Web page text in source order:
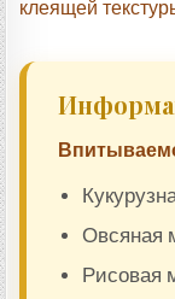
клеящей
Овсяная
Рисовая